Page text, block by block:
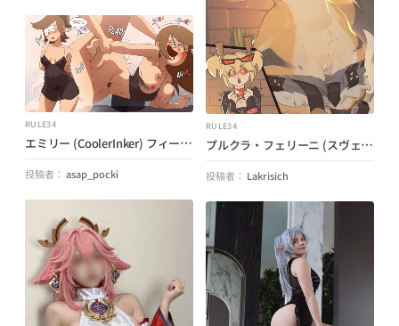
RULE34
プルクラ・フェリーニ (スヴェルノヴァポニー) (Zenless Zone Zero)
投稿者： Lakrisich
RULE34
エミリー (CoolerInker) フィートの「税金」を実行 (Close Enough)
投稿者： asap_pocki